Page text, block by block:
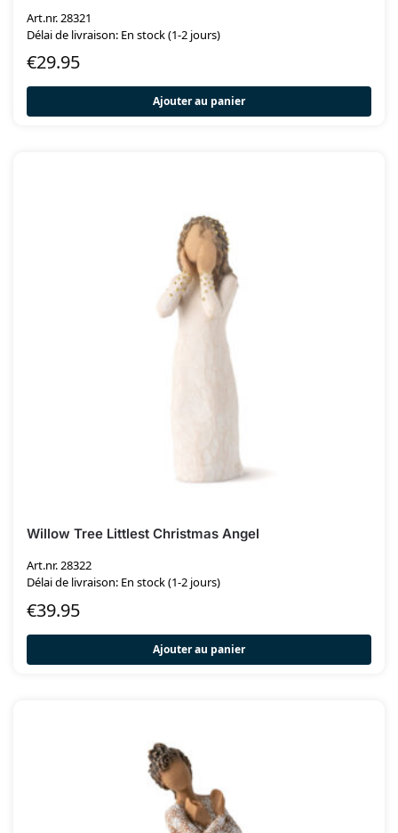
Art.nr. 28321
Délai de livraison: En stock (1-2 jours)
€29.95
Ajouter au panier
Willow Tree Littlest Christmas Angel
Art.nr. 28322
Délai de livraison: En stock (1-2 jours)
€39.95
Ajouter au panier